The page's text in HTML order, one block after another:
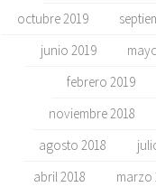
octubre 2019
junio 2019
febrero 2019
noviembre 2018
agosto 2018
abril 2018
marzo